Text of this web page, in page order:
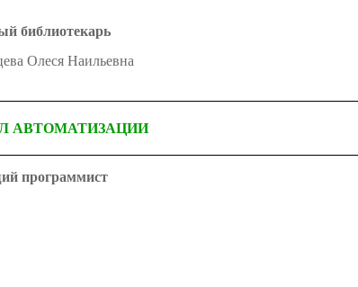
библиотекарь
Олеся Наильевна
АВТОМАТИЗАЦИИ
программист